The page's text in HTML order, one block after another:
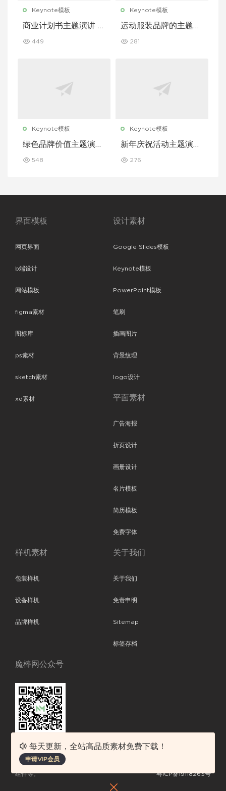
Keynote模板
商业计划书主题演讲 K
449
Keynote模板
运动服装品牌的主题演
281
Keynote模板
绿色品牌价值主题演讲
548
Keynote模板
新年庆祝活动主题演讲
276
界面模板
网页界面
b端设计
网站模板
figma素材
图标库
ps素材
sketch素材
xd素材
设计素材
Google Slides模板
Keynote模板
PowerPoint模板
笔刷
插画图片
背景纹理
logo设计
平面素材
广告海报
折页设计
画册设计
名片模板
简历模板
免费字体
样机素材
包装样机
设备样机
品牌样机
关于我们
关于我们
免责申明
Sitemap
标签存档
魔棒网公众号
魔棒网提供优质设计模板下载，分享优秀的设计。素材包含了APP设计、
平面素材、ppt模板、网页设计、前端代码、样机素材、插画图片、附加
组件等。
粤ICP备19118263号
每天更新，全站高品质素材免费下载！
申请VIP会员